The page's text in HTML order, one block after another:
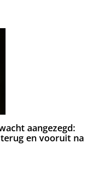
aangezegd:
en vooruit na